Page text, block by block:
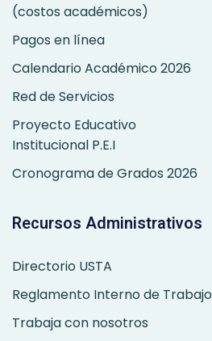
(costos académicos)
Pagos en línea
Calendario Académico 2026
Red de Servicios
Proyecto Educativo
Institucional P.E.I
Cronograma de Grados 2026
Recursos Administrativos
Directorio USTA
Reglamento Interno de Trabajo
Trabaja con nosotros